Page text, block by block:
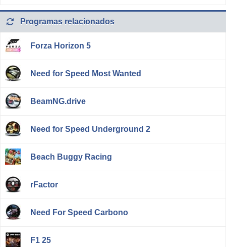
Programas relacionados
Forza Horizon 5
Need for Speed Most Wanted
BeamNG.drive
Need for Speed Underground 2
Beach Buggy Racing
rFactor
Need For Speed Carbono
F1 25